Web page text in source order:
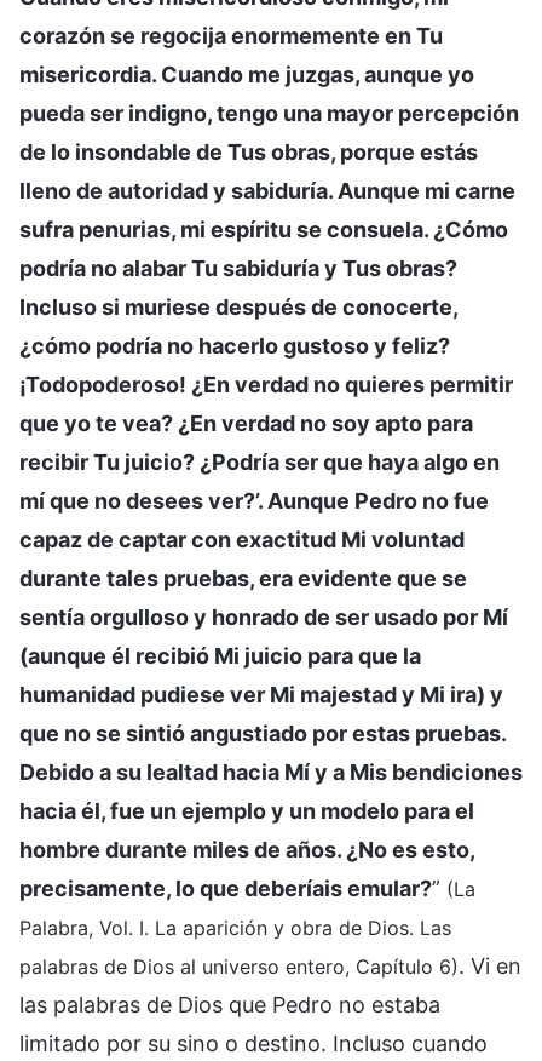
corazón se regocija enormemente en Tu
misericordia. Cuando me juzgas, aunque yo
pueda ser indigno, tengo una mayor percepción
de lo insondable de Tus obras, porque estás
lleno de autoridad y sabiduría. Aunque mi carne
sufra penurias, mi espíritu se consuela. ¿Cómo
podría no alabar Tu sabiduría y Tus obras?
Incluso si muriese después de conocerte,
¿cómo podría no hacerlo gustoso y feliz?
¡Todopoderoso! ¿En verdad no quieres permitir
que yo te vea? ¿En verdad no soy apto para
recibir Tu juicio? ¿Podría ser que haya algo en
mí que no desees ver?’. Aunque Pedro no fue
capaz de captar con exactitud Mi voluntad
durante tales pruebas, era evidente que se
sentía orgulloso y honrado de ser usado por Mí
(aunque él recibió Mi juicio para que la
humanidad pudiese ver Mi majestad y Mi ira) y
que no se sintió angustiado por estas pruebas.
Debido a su lealtad hacia Mí y a Mis bendiciones
hacia él, fue un ejemplo y un modelo para el
hombre durante miles de años. ¿No es esto,
precisamente, lo que deberíais emular?” (La
Palabra, Vol. I. La aparición y obra de Dios. Las
palabras de Dios al universo entero, Capítulo 6). Vi en
las palabras de Dios que Pedro no estaba
limitado por su sino o destino. Incluso cuando